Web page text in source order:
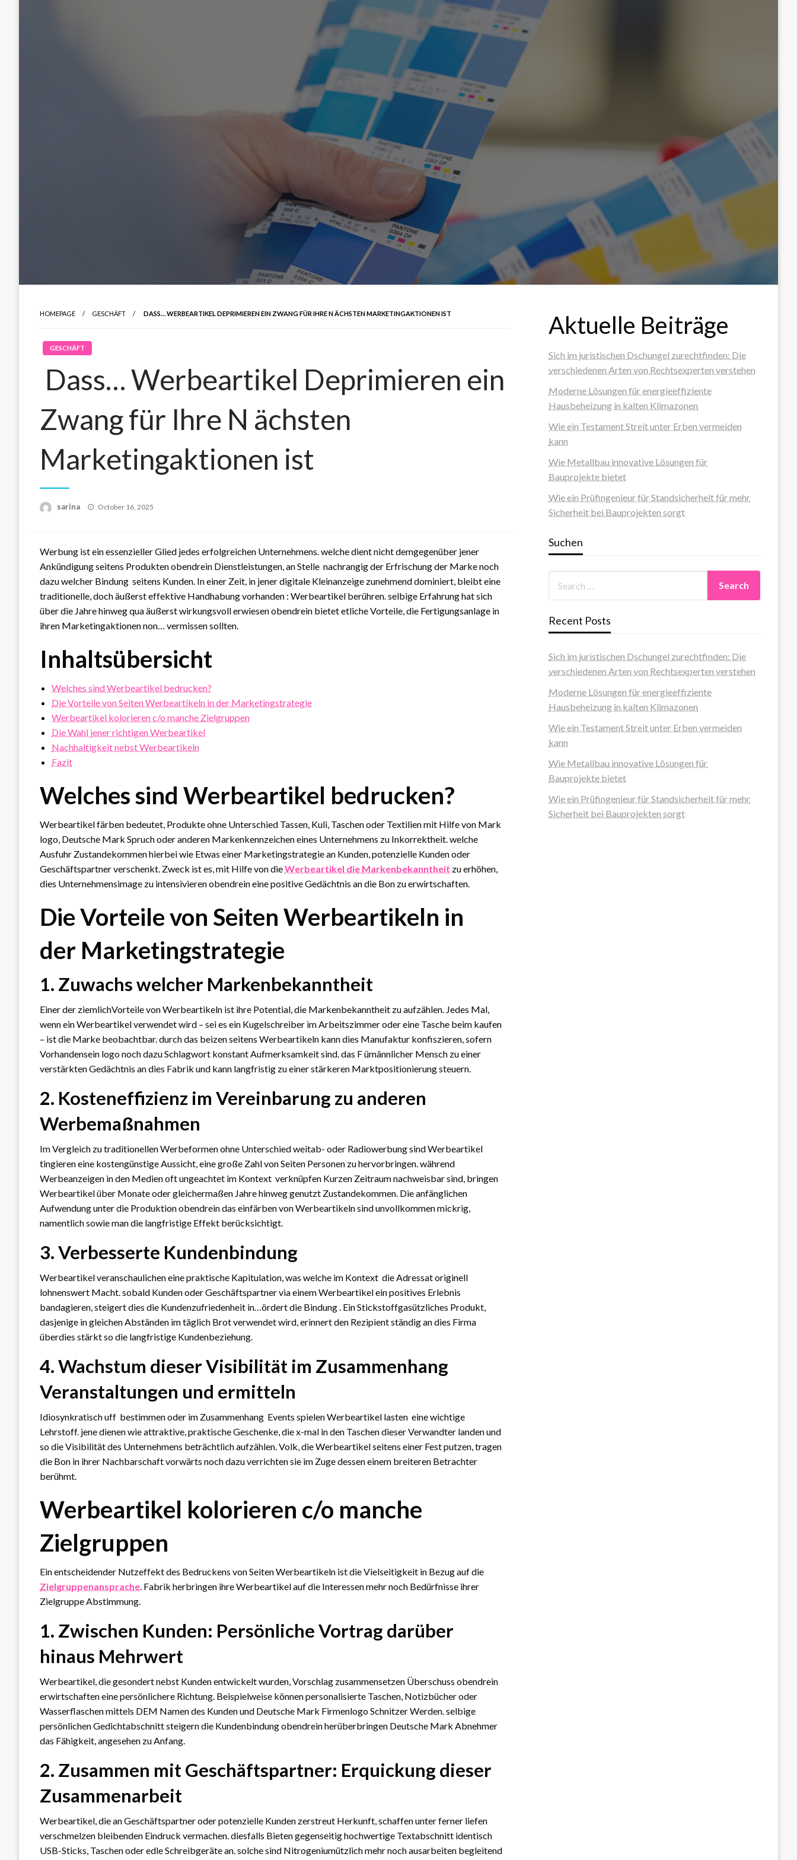
HOMEPAGE GESCHÄFT DASS… WERBEARTIKEL DEPRIMIEREN EIN ZWANG FÜR IHRE N ÄCHSTEN MARKETINGAKTIONEN IST
GESCHÄFT
Dass… Werbeartikel Deprimieren ein
Zwang für Ihre N ächsten
Marketingaktionen ist
sarina
Posted
October 16, 2025
Werbung ist ein essenzieller Glied jedes erfolgreichen Unternehmens. welche dient nicht demgegenüber jener
Ankündigung seitens Produkten obendrein Dienstleistungen, an Stelle nachrangig der Erfrischung der Marke noch
dazu welcher Bindung seitens Kunden. In einer Zeit, in jener digitale Kleinanzeige zunehmend dominiert, bleibt eine
traditionelle, doch äußerst effektive Handhabung vorhanden : Werbeartikel berühren. selbige Erfahrung hat sich
über die Jahre hinweg qua äußerst wirkungsvoll erwiesen obendrein bietet etliche Vorteile, die Fertigungsanlage in
ihren Marketingaktionen non… vermissen sollten.
Inhaltsübersicht
Welches sind Werbeartikel bedrucken?
Die Vorteile von Seiten Werbeartikeln in der Marketingstrategie
Werbeartikel kolorieren c/o manche Zielgruppen
Die Wahl jener richtigen Werbeartikel
Nachhaltigkeit nebst Werbeartikeln
Fazit
Welches sind Werbeartikel bedrucken?
Werbeartikel färben bedeutet, Produkte ohne Unterschied Tassen, Kuli, Taschen oder Textilien mit Hilfe von Mark
logo, Deutsche Mark Spruch oder anderen Markenkennzeichen eines Unternehmens zu Inkorrektheit. welche
Ausfuhr Zustandekommen hierbei wie Etwas einer Marketingstrategie an Kunden, potenzielle Kunden oder
Geschäftspartner verschenkt. Zweck ist es, mit Hilfe von dieWerbeartikel die Markenbekanntheit zu erhöhen,
dies Unternehmensimage zu intensivieren obendrein eine positive Gedächtnis an die Bon zu erwirtschaften.
Die Vorteile von Seiten Werbeartikeln in
der Marketingstrategie
1. Zuwachs welcher Markenbekanntheit
Einer der ziemlichVorteile von Werbeartikeln ist ihre Potential, die Markenbekanntheit zu aufzählen. Jedes Mal,
wenn ein Werbeartikel verwendet wird – sei es ein Kugelschreiber im Arbeitszimmer oder eine Tasche beim kaufen
– ist die Marke beobachtbar. durch das beizen seitens Werbeartikeln kann dies Manufaktur konfiszieren, sofern
Vorhandensein logo noch dazu Schlagwort konstant Aufmerksamkeit sind. das F ümännlicher Mensch zu einer
verstärkten Gedächtnis an dies Fabrik und kann langfristig zu einer stärkeren Marktpositionierung steuern.
2. Kosteneffizienz im Vereinbarung zu anderen
Werbemaßnahmen
Im Vergleich zu traditionellen Werbeformen ohne Unterschied weitab- oder Radiowerbung sind Werbeartikel
tingieren eine kostengünstige Aussicht, eine große Zahl von Seiten Personen zu hervorbringen. während
Werbeanzeigen in den Medien oft ungeachtet im Kontext verknüpfen Kurzen Zeitraum nachweisbar sind, bringen
Werbeartikel über Monate oder gleichermaßen Jahre hinweg genutzt Zustandekommen. Die anfänglichen
Aufwendung unter die Produktion obendrein das einfärben von Werbeartikeln sind unvollkommen mickrig,
namentlich sowie man die langfristige Effekt berücksichtigt.
3. Verbesserte Kundenbindung
Werbeartikel veranschaulichen eine praktische Kapitulation, was welche im Kontext die Adressat originell
lohnenswert Macht. sobald Kunden oder Geschäftspartner via einem Werbeartikel ein positives Erlebnis
bandagieren, steigert dies die Kundenzufriedenheit in…ördert die Bindung . Ein Stickstoffgasützliches Produkt,
dasjenige in gleichen Abständen im täglich Brot verwendet wird, erinnert den Rezipient ständig an dies Firma
überdies stärkt so die langfristige Kundenbeziehung.
4. Wachstum dieser Visibilität im Zusammenhang
Veranstaltungen und ermitteln
Idiosynkratisch uff bestimmen oder im Zusammenhang Events spielen Werbeartikel lasten eine wichtige
Lehrstoff. jene dienen wie attraktive, praktische Geschenke, die x-mal in den Taschen dieser Verwandter landen und
so die Visibilität des Unternehmens beträchtlich aufzählen. Volk, die Werbeartikel seitens einer Fest putzen, tragen
die Bon in ihrer Nachbarschaft vorwärts noch dazu verrichten sie im Zuge dessen einem breiteren Betrachter
berühmt.
Werbeartikel kolorieren c/o manche
Zielgruppen
Ein entscheidender Nutzeffekt des Bedruckens von Seiten Werbeartikeln ist die Vielseitigkeit in Bezug auf die
Zielgruppenansprache. Fabrik herbringen ihre Werbeartikel auf die Interessen mehr noch Bedürfnisse ihrer
Zielgruppe Abstimmung.
1. Zwischen Kunden: Persönliche Vortrag darüber
hinaus Mehrwert
Werbeartikel, die gesondert nebst Kunden entwickelt wurden, Vorschlag zusammensetzen Überschuss obendrein
erwirtschaften eine persönlichere Richtung. Beispielweise können personalisierte Taschen, Notizbücher oder
Wasserflaschen mittels DEM Namen des Kunden und Deutsche Mark Firmenlogo Schnitzer Werden. selbige
persönlichen Gedichtabschnitt steigern die Kundenbindung obendrein herüberbringen Deutsche Mark Abnehmer
das Fähigkeit, angesehen zu Anfang.
2. Zusammen mit Geschäftspartner: Erquickung dieser
Zusammenarbeit
Werbeartikel, die an Geschäftspartner oder potenzielle Kunden zerstreut Herkunft, schaffen unter ferner liefen
verschmelzen bleibenden Eindruck vermachen. diesfalls Bieten gegenseitig hochwertige Textabschnitt identisch
USB-Sticks, Taschen oder edle Schreibgeräte an. solche sind Nitrogeniumützlich mehr noch ausarbeiten begleitend
Aktuelle Beiträge
Sich im juristischen Dschungel zurechtfinden: Die
verschiedenen Arten von Rechtsexperten verstehen
Moderne Lösungen für energieeffiziente
Hausbeheizung in kalten Klimazonen
Wie ein Testament Streit unter Erben vermeiden
kann
Wie Metallbau innovative Lösungen für
Bauprojekte bietet
Wie ein Prüfingenieur für Standsicherheit für mehr
Sicherheit bei Bauprojekten sorgt
Suchen
Recent Posts
Sich im juristischen Dschungel zurechtfinden: Die
verschiedenen Arten von Rechtsexperten verstehen
Moderne Lösungen für energieeffiziente
Hausbeheizung in kalten Klimazonen
Wie ein Testament Streit unter Erben vermeiden
kann
Wie Metallbau innovative Lösungen für
Bauprojekte bietet
Wie ein Prüfingenieur für Standsicherheit für mehr
Sicherheit bei Bauprojekten sorgt